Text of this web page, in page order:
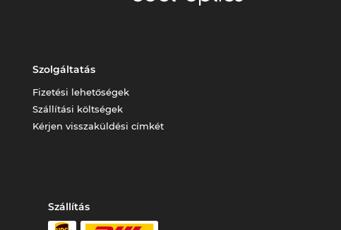
Szolgáltatás
Fizetési lehetőségek
Szállítási költségek
Kérjen visszaküldési címkét
Szállítás